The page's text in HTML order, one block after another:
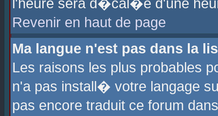
l'heure sera d�cal�e d'une
Revenir en haut de page
Ma langue n'est pas dans la
Les raisons les plus probables
n'a pas install� votre langage
pas encore traduit ce forum